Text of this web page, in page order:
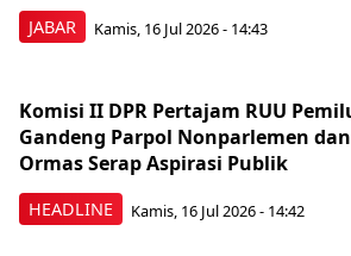
JABAR Kamis, 16 Jul 2026 - 14:43
HEADLINE
Komisi II DPR Pertajam RUU
Gandeng Parpol Nonparlemen dan
Ormas Serap Aspirasi Publik
Kamis, 16 Jul 2026 - 14:42